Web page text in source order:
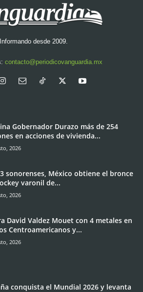
Informando desde 2009.
contacto@periodicovanguardia.mx
Gobernador Durazo más de 254
en acciones de vivienda...
2026
sonorenses, México obtiene el bronce
varonil de...
2026
David Valdez Mouet con 4 metales en
Centroamericanos y...
2026
conquista el Mundial 2026 y levanta